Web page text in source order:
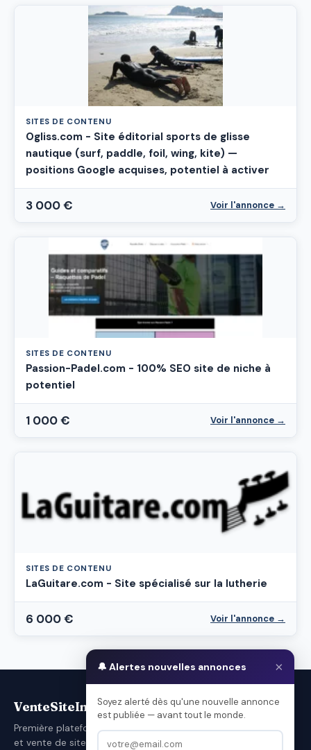
SITES DE CONTENU
Ogliss.com - Site éditorial sports de glisse
nautique (surf, paddle, foil, wing, kite) —
positions Google acquises, potentiel à activer
3 000 € Voir l'annonce →
SITES DE CONTENU
Passion-Padel.com - 100% SEO site de niche à
potentiel
1 000 € Voir l'annonce →
SITES DE CONTENU
LaGuitare.com - Site spécialisé sur la lutherie
6 000 € Voir l'annonce →
🔔 Alertes nouvelles annonces ×
Soyez alerté dès qu'une nouvelle annonce
est publiée — avant tout le monde.
VenteSiteInternet.com
Première plateforme française d'achat
et vente de sites internet.